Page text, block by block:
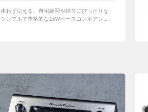
迷わず使える、自宅練習や録音にぴったりな
シンプルで本格的な15Wベースコンボアン...